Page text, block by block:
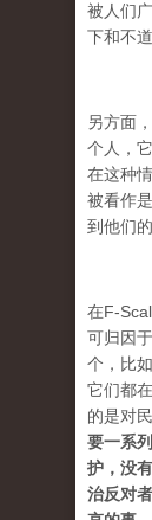
被人们
下和不
另方面
个人，
在这种
被看作
到他们的
在F-
可归因
个，比
它们都
的是对
要一系
护，没
治反对